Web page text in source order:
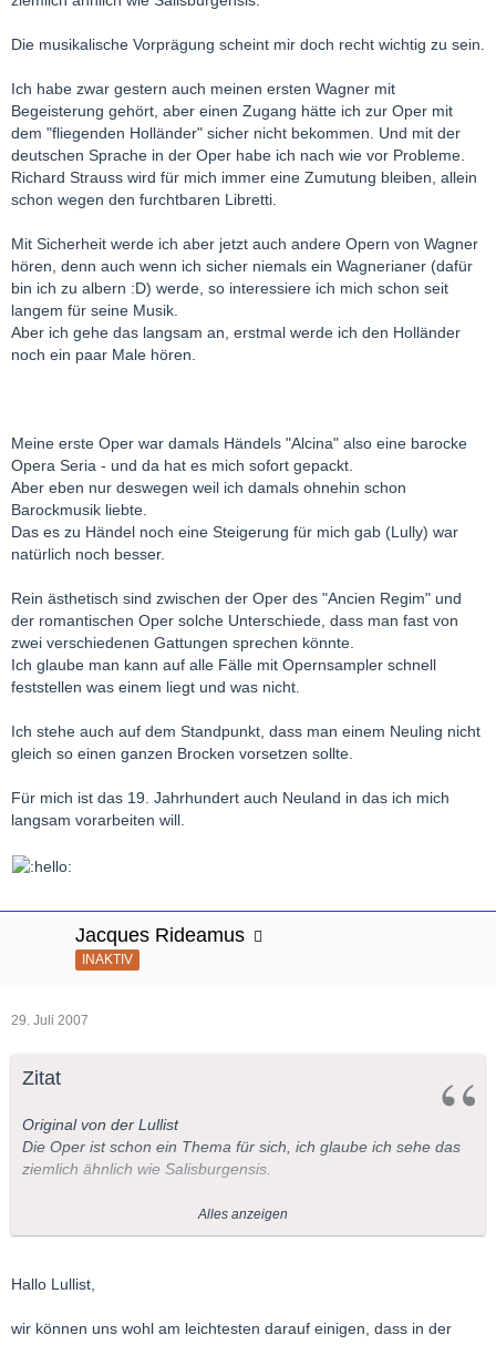
Die musikalische Vorprägung scheint mir doch recht wichtig zu sein.
Ich habe zwar gestern auch meinen ersten Wagner mit
Begeisterung gehört, aber einen Zugang hätte ich zur Oper mit
dem "fliegenden Holländer" sicher nicht bekommen. Und mit der
deutschen Sprache in der Oper habe ich nach wie vor Probleme.
Richard Strauss wird für mich immer eine Zumutung bleiben, allein
schon wegen den furchtbaren Libretti.
Mit Sicherheit werde ich aber jetzt auch andere Opern von Wagner
hören, denn auch wenn ich sicher niemals ein Wagnerianer (dafür
bin ich zu albern :D) werde, so interessiere ich mich schon seit
langem für seine Musik.
Aber ich gehe das langsam an, erstmal werde ich den Holländer
noch ein paar Male hören.
Meine erste Oper war damals Händels "Alcina" also eine barocke
Opera Seria - und da hat es mich sofort gepackt.
Aber eben nur deswegen weil ich damals ohnehin schon
Barockmusik liebte.
Das es zu Händel noch eine Steigerung für mich gab (Lully) war
natürlich noch besser.
Rein ästhetisch sind zwischen der Oper des "Ancien Regim" und
der romantischen Oper solche Unterschiede, dass man fast von
zwei verschiedenen Gattungen sprechen könnte.
Ich glaube man kann auf alle Fälle mit Opernsampler schnell
feststellen was einem liegt und was nicht.
Ich stehe auch auf dem Standpunkt, dass man einem Neuling nicht
gleich so einen ganzen Brocken vorsetzen sollte.
Für mich ist das 19. Jahrhundert auch Neuland in das ich mich
langsam vorarbeiten will.
Jacques Rideamus
INAKTIV
29. Juli 2007
Zitat
Original von der Lullist
Die Oper ist schon ein Thema für sich, ich glaube ich sehe das
ziemlich ähnlich wie Salisburgensis.
Die musikalische Vorprägung scheint mir doch recht wichtig zu
sein.
Richard Strauss wird für mich immer eine Zumutung bleiben,
Alles anzeigen
Hallo Lullist,
wir können uns wohl am leichtesten darauf einigen, dass in der